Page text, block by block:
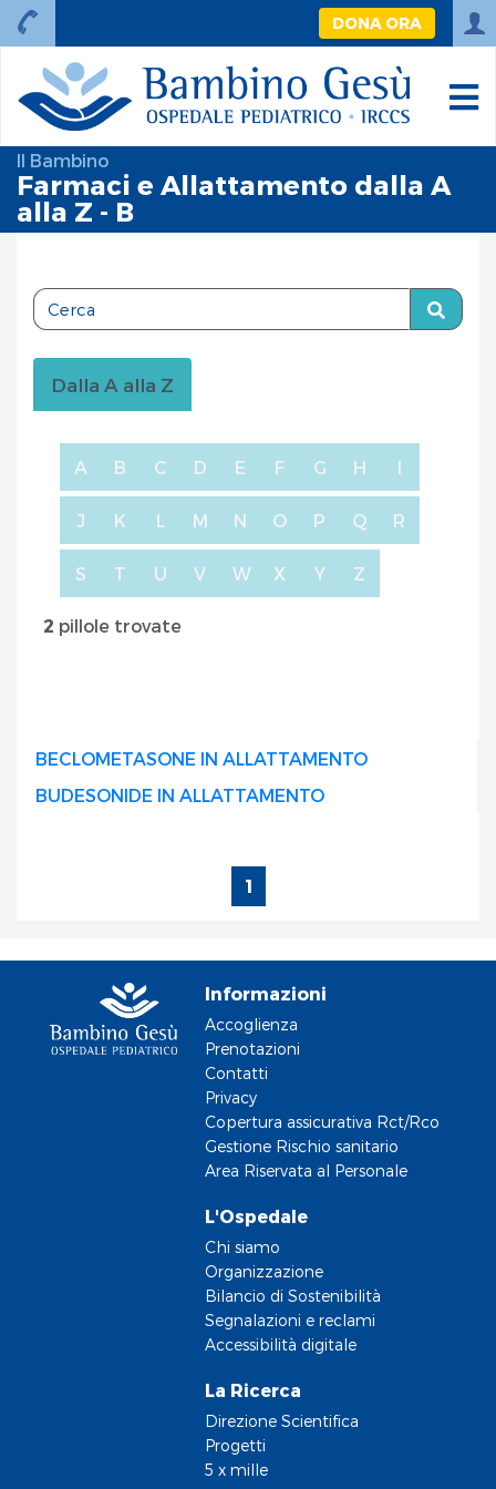
DONA ORA
Il Bambino
Farmaci e Allattamento dalla A
alla Z - B
Dalla A alla Z
A B C D E F G H I
J K L M N O P Q R
S T U V W X Y Z
2 pillole trovate
BECLOMETASONE IN ALLATTAMENTO
BUDESONIDE IN ALLATTAMENTO
1
Informazioni
Accoglienza
Prenotazioni
Contatti
Privacy
Copertura assicurativa Rct/Rco
Gestione Rischio sanitario
Area Riservata al Personale
L'Ospedale
Chi siamo
Organizzazione
Bilancio di Sostenibilità
Segnalazioni e reclami
Accessibilità digitale
La Ricerca
Direzione Scientifica
Progetti
5 x mille